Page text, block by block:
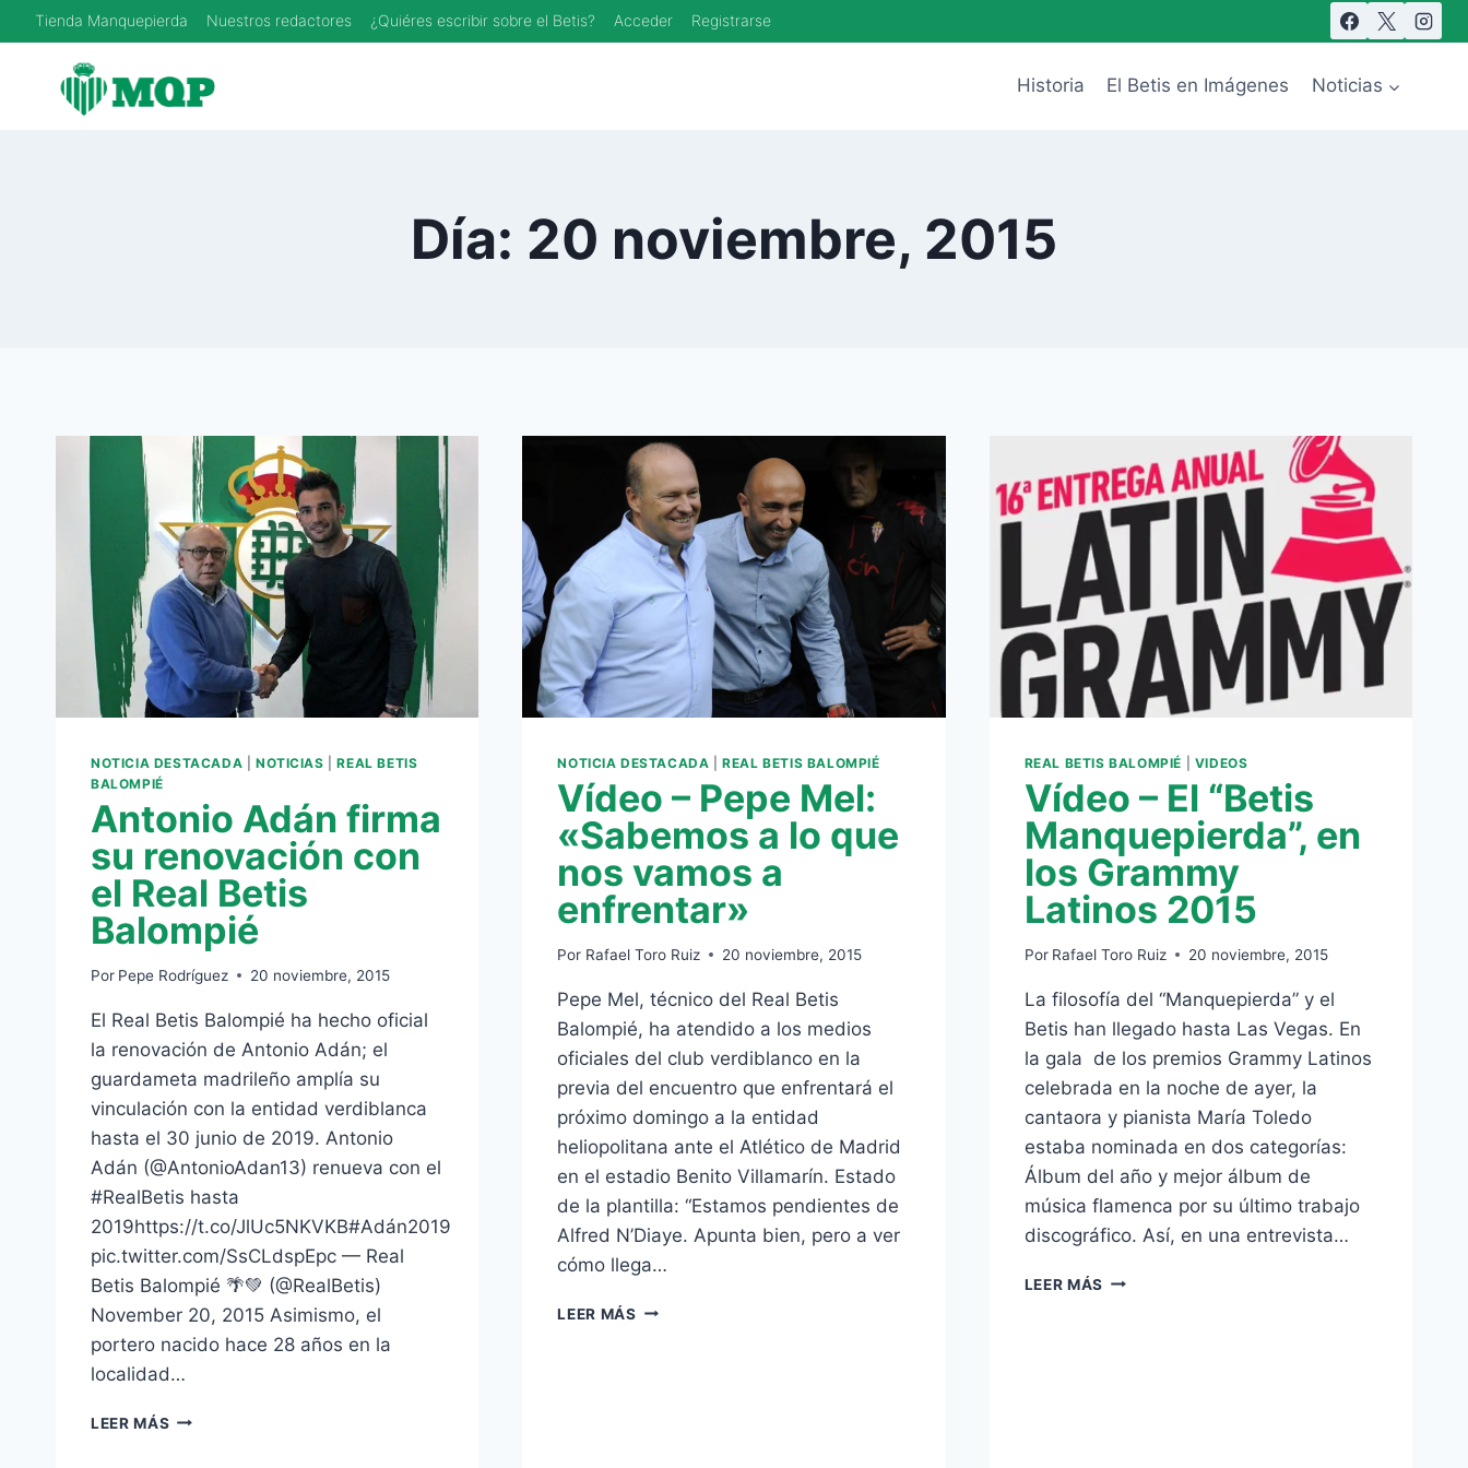
Saltar
al
contenido
Tienda Manquepierda Nuestros redactores ¿Quiéres escribir sobre el Betis? Acceder Registrarse
Historia El Betis en Imágenes Noticias
Día: 20 noviembre, 2015
NOTICIA DESTACADA NOTICIAS |REAL BETIS
BALOMPIÉ
Antonio Adán firma
su renovación con
el Real Betis
Balompié
Por Pepe Rodríguez 20 noviembre, 2015
El Real Betis Balompié ha hecho oficial
la renovación de Antonio Adán; el
guardameta madrileño amplía su
vinculación con la entidad verdiblanca
hasta el 30 junio de 2019. Antonio
Adán (@AntonioAdan13) renueva con el
#RealBetis hasta
2019https://t.co/JlUc5NKVKB#Adán2019
pic.twitter.com/SsCLdspEpc — Real
Betis Balompié 🌴💚 (@RealBetis)
November 20, 2015 Asimismo, el
portero nacido hace 28 años en la
localidad…
LEER MÁS ANTONIO
NOTICIA DESTACADA |REAL BETIS BALOMPIÉ
Vídeo – Pepe Mel:
«Sabemos a lo que
nos vamos a
enfrentar»
Por Rafael Toro Ruiz 20 noviembre, 2015
Pepe Mel, técnico del Real Betis
Balompié, ha atendido a los medios
oficiales del club verdiblanco en la
previa del encuentro que enfrentará el
próximo domingo a la entidad
heliopolitana ante el Atlético de Madrid
en el estadio Benito Villamarín. Estado
de la plantilla: “Estamos pendientes de
Alfred N’Diaye. Apunta bien, pero a ver
cómo llega…
LEER MÁS VÍDEO
REAL BETIS BALOMPIÉ VIDEOS
Vídeo – El “Betis
Manquepierda”, en
los Grammy
Latinos 2015
Por Rafael Toro Ruiz 20 noviembre, 2015
La filosofía del “Manquepierda” y el
Betis han llegado hasta Las Vegas. En
la gala de los premios Grammy Latinos
celebrada en la noche de ayer, la
cantaora y pianista María Toledo
estaba nominada en dos categorías:
Álbum del año y mejor álbum de
música flamenca por su último trabajo
discográfico. Así, en una entrevista…
LEER MÁS VÍDEO